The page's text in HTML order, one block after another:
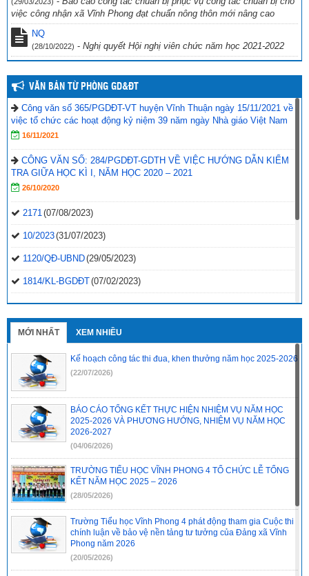
việc công nhận xã Vĩnh Phong đạt chuẩn nông thôn mới nâng cao
NQ
(28/10/2022) - Nghị quyết Hội nghị viên chức năm học 2021-2022
VĂN BẢN TỪ PHÒNG GD&ĐT
Công văn số 365/PGDĐT-VT huyện Vĩnh Thuận ngày 15/11/2021 về
việc tổ chức các hoạt động kỷ niệm 39 năm ngày Nhà giáo Việt Nam
16/11/2021
CÔNG VĂN SỐ: 284/PGDĐT-GDTH VỀ VIỆC HƯỚNG DẪN KIỂM
TRA GIỮA HỌC KÌ I, NĂM HỌC 2020 – 2021
26/10/2020
2171(07/08/2023)
10/2023(31/07/2023)
1120/QĐ-UBND(29/05/2023)
1814/KL-BGDĐT(07/02/2023)
2496-QD-UBND(10/10/2022)
2495-QD-UBND(10/10/2022)
888/TB-UBND(31/08/2022)
2397/QĐ-UBND (26/08/2022)
31/2022/NQ-HĐND(16/08/2022)
MỚI NHẤT XEM NHIỀU
Kế hoạch công tác thi đua, khen thưởng năm học 2025-2026
(22/07/2026)
BÁO CÁO TỔNG KẾT THỰC HIỆN NHIỆM VỤ NĂM HỌC
2025-2026 VÀ PHƯƠNG HƯỚNG, NHIỆM VỤ NĂM HỌC
2026-2027
(04/06/2026)
TRƯỜNG TIỂU HỌC VĨNH PHONG 4 TỔ CHỨC LỄ TỔNG
KẾT NĂM HỌC 2025 – 2026
(28/05/2026)
Trường Tiểu học Vĩnh Phong 4 phát động tham gia Cuộc thi
chính luận về bảo vệ nền tảng tư tưởng của Đảng xã Vĩnh
Phong năm 2026
(20/05/2026)